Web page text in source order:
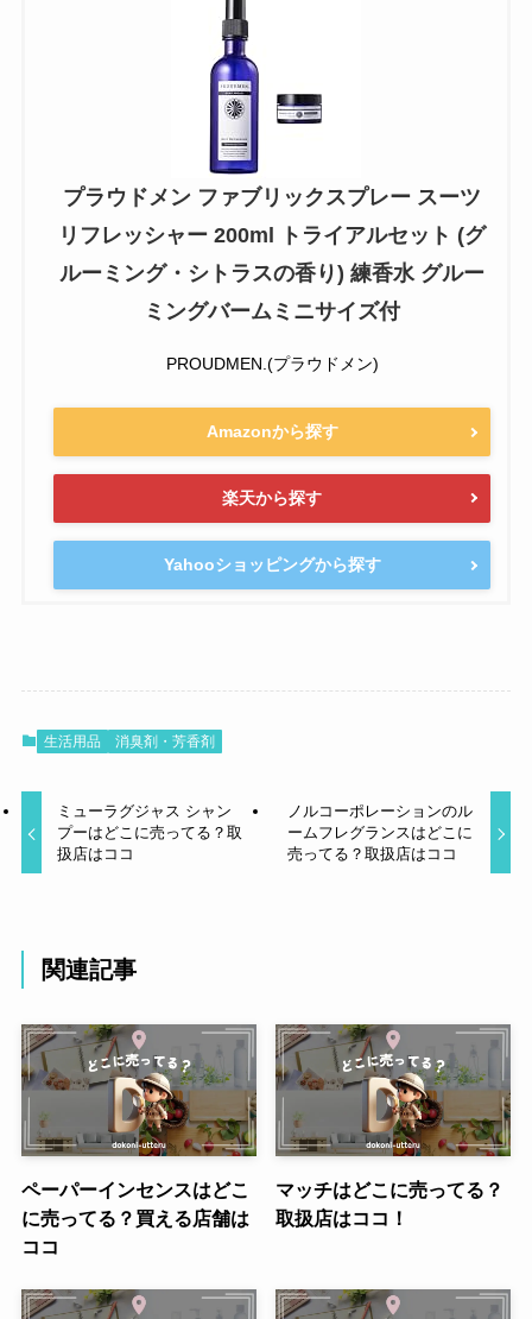
プラウドメン ファブリックスプレー スーツ
リフレッシャー 200ml トライアルセット (グ
ルーミング・シトラスの香り) 練香水 グルー
ミングバームミニサイズ付
PROUDMEN.(プラウドメン)
Amazonから探す
楽天から探す
Yahooショッピングから探す
生活用品 消臭剤・芳香剤
ミューラグジャス シャン
プーはどこに売ってる？取
扱店はココ
ノルコーポレーションのル
ームフレグランスはどこに
売ってる？取扱店はココ
関連記事
ペーパーインセンスはどこ
に売ってる？買える店舗は
ココ
マッチはどこに売ってる？
取扱店はココ！